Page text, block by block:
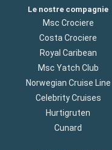
Le nostre compagnie
Msc Crociere
Costa Crociere
Royal Caribean
Msc Yatch Club
Norwegian Cruise Line
Celebrity Cruises
Hurtigruten
Cunard